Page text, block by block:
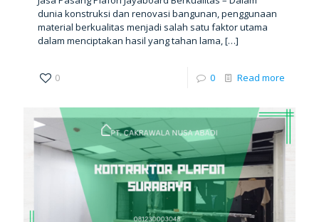
dunia konstruksi dan renovasi bangunan, penggunaan
material berkualitas menjadi salah satu faktor utama
dalam menciptakan hasil yang tahan lama,[…]
0 0 Read more